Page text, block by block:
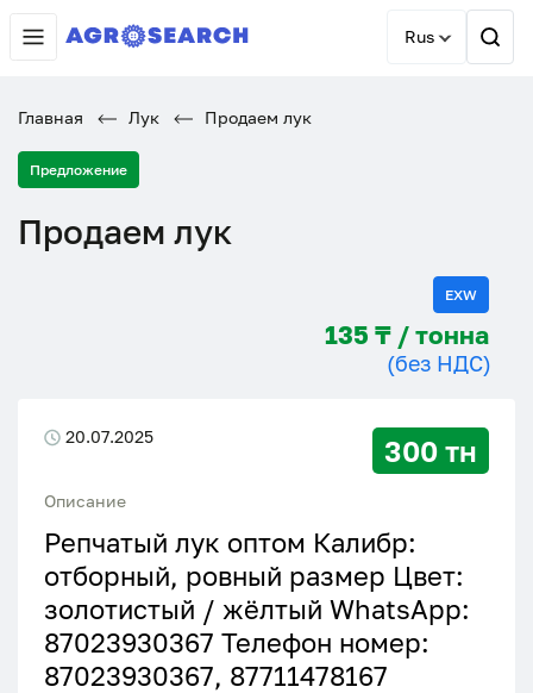
Rus
Главная Лук Продаем лук
Предложение
Продаем лук
EXW
135 ₸ / тонна
(без НДС)
20.07.2025 300 тн
Описание
Репчатый лук оптом Калибр:
отборный, ровный размер Цвет:
золотистый / жёлтый WhatsApp:
87023930367 Телефон номер:
87023930367, 87711478167